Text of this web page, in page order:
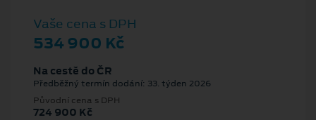
Vaše cena s DPH
534 900 Kč
Na cestě do ČR
Předběžný termín dodání: 33. týden 2026
Původní cena s DPH
724 900 Kč